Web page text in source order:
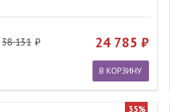
38 131 24 785
В КОРЗИНУ
35%